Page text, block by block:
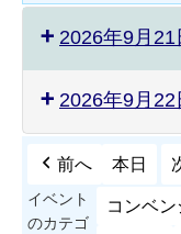
2026年9月21
2026年9月22
前へ 本日
イベント
のカテゴ
コンベ